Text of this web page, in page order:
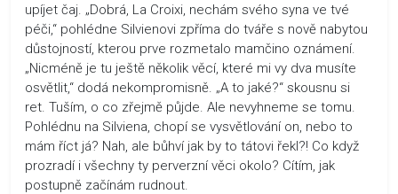
upíjet čaj. „Dobrá, La Croixi, nechám svého syna ve tvé
péči,“ pohlédne Silvienovi zpříma do tváře s nově nabytou
důstojností, kterou prve rozmetalo mamčino oznámení.
„Nicméně je tu ještě několik věcí, které mi vy dva musíte
osvětlit,“ dodá nekompromisně. „A to jaké?“ skousnu si
ret. Tuším, o co zřejmě půjde. Ale nevyhneme se tomu.
Pohlédnu na Silviena, chopí se vysvětlování on, nebo to
mám říct já? Nah, ale bůhví jak by to tátovi řekl?! Co když
prozradí i všechny ty perverzní věci okolo? Cítím, jak
postupně začínám rudnout.